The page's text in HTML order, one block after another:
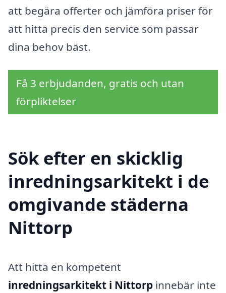
att begära offerter och jämföra priser för
att hitta precis den service som passar
dina behov bäst.
Få 3 erbjudanden, gratis och utan
förpliktelser
Sök efter en skicklig
inredningsarkitekt i de
omgivande städerna
Nittorp
Att hitta en kompetent
inredningsarkitekt i Nittorp innebär inte